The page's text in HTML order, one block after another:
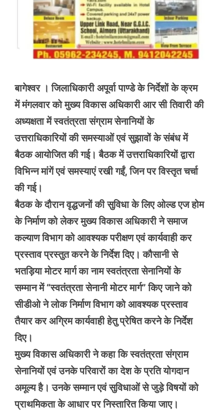
बागेश्वर । जिलाधिकारी अपूर्वा पाण्डे के निर्देशों के क्रम
में मंगलवार को मुख्य विकास अधिकारी आर सी तिवारी की
अध्यक्षता में स्वतंत्रता संग्राम सेनानियों के
उत्तराधिकारियों की समस्याओं एवं सुझावों के संबंध में
बैठक आयोजित की गई। बैठक में उत्तराधिकारियों द्वारा
विभिन्न मांगें एवं समस्याएं रखी गईं, जिन पर विस्तृत चर्चा
की गई।
बैठक के दौरान वृद्धजनों की सुविधा के लिए ओल्ड एज होम
के निर्माण को लेकर मुख्य विकास अधिकारी ने समाज
कल्याण विभाग को आवश्यक परीक्षण एवं कार्यवाही कर
प्रस्ताव प्रस्तुत करने के निर्देश दिए। कौसानी से
भतड़िया मोटर मार्ग का नाम स्वतंत्रता सेनानियों के
सम्मान में “स्वतंत्रता सेनानी मोटर मार्ग” किए जाने को
सीडीओ ने लोक निर्माण विभाग को आवश्यक प्रस्ताव
तैयार कर अग्रिम कार्यवाही हेतु प्रेषित करने के निर्देश
दिए।
मुख्य विकास अधिकारी ने कहा कि स्वतंत्रता संग्राम
सेनानियों एवं उनके परिवारों का देश के प्रति योगदान
अमूल्य है। उनके सम्मान एवं सुविधाओं से जुड़े विषयों को
प्राथमिकता के आधार पर निस्तारित किया जाए।